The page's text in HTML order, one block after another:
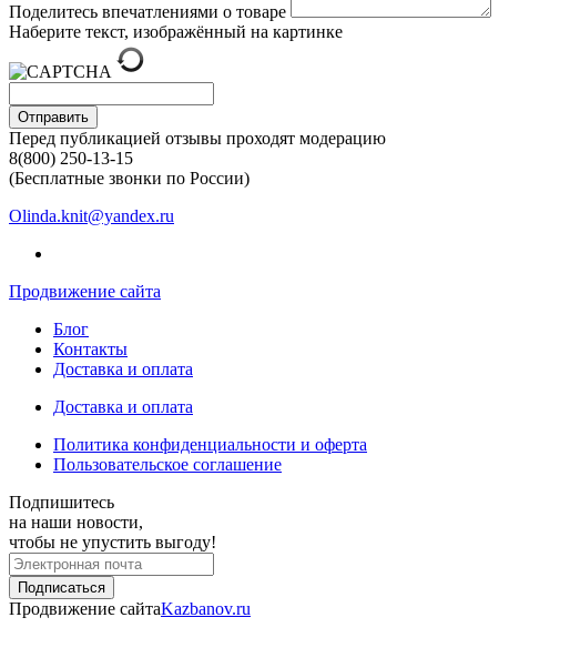
Поделитесь впечатлениями о товаре
Наберите текст, изображённый на картинке
Отправить
Перед публикацией отзывы проходят модерацию
8(800) 250-13-15
(Бесплатные звонки по России)
Olinda.knit@yandex.ru
Продвижение сайта
Блог
Контакты
Доставка и оплата
Доставка и оплата
Политика конфиденциальности и оферта
Пользовательское соглашение
Подпишитесь
на наши новости,
чтобы не упустить выгоду!
Продвижение сайтаKazbanov.ru